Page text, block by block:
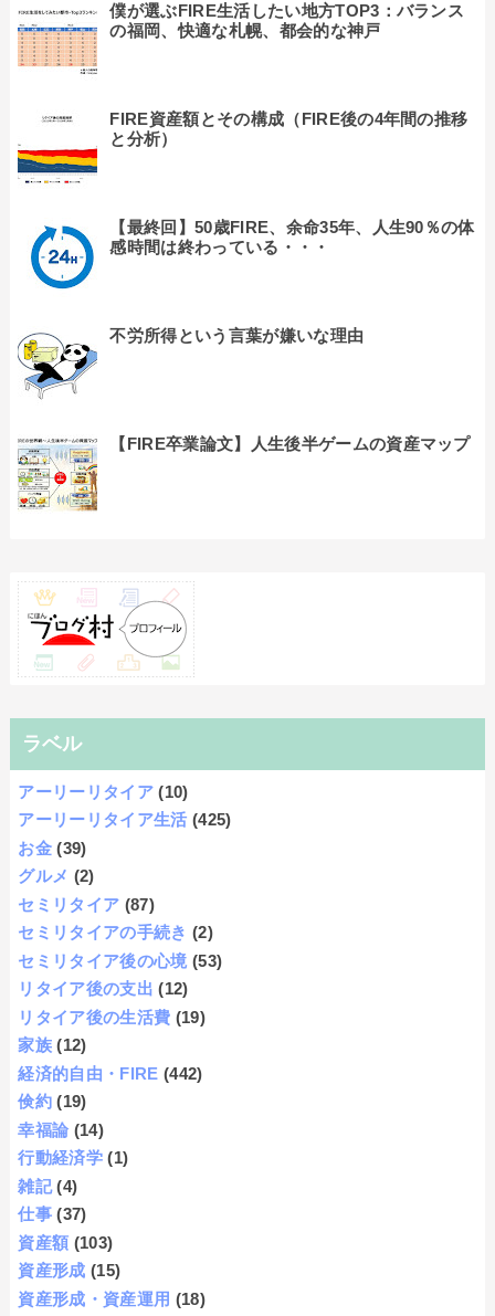
僕が選ぶFIRE生活したい地方TOP3：バランス
の福岡、快適な札幌、都会的な神戸
FIRE資産額とその構成（FIRE後の4年間の推移
と分析）
【最終回】50歳FIRE、余命35年、人生90％の体
感時間は終わっている・・・
不労所得という言葉が嫌いな理由
【FIRE卒業論文】人生後半ゲームの資産マップ
ラベル
アーリーリタイア (10)
アーリーリタイア生活 (425)
お金 (39)
グルメ (2)
セミリタイア (87)
セミリタイアの手続き (2)
セミリタイア後の心境 (53)
リタイア後の支出 (12)
リタイア後の生活費 (19)
家族 (12)
経済的自由・FIRE (442)
倹約 (19)
幸福論 (14)
行動経済学 (1)
雑記 (4)
仕事 (37)
資産額 (103)
資産形成 (15)
資産形成・資産運用 (18)